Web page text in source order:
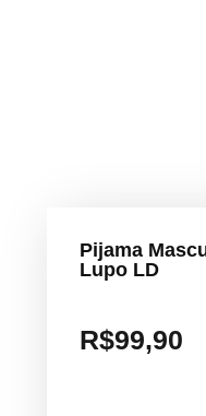
Pijama
Lupo LD
R$99,90